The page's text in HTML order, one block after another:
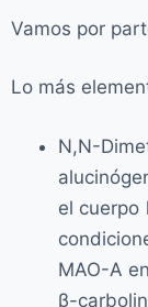
Vamos por
Lo más
N,N-
el cuerpo
MAO-A
β-